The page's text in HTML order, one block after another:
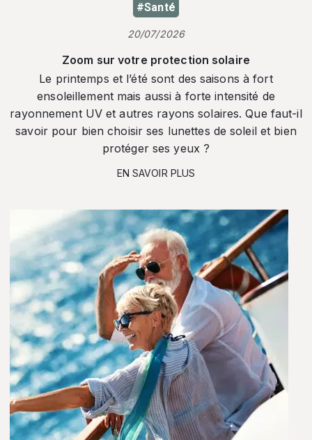
#Santé
20/07/2026
Zoom sur votre protection solaire
Le printemps et l’été sont des saisons à fort
ensoleillement mais aussi à forte intensité de
rayonnement UV et autres rayons solaires. Que faut-il
savoir pour bien choisir ses lunettes de soleil et bien
protéger ses yeux ?
EN SAVOIR PLUS